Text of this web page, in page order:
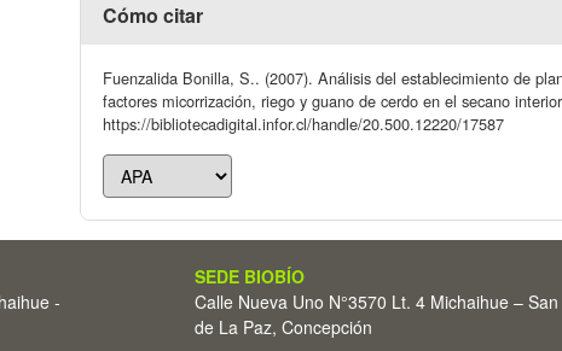
Cómo citar
Fuenzalida Bonilla, S.. (2007). Análisis del establecimiento de
factores micorrización, riego y guano de cerdo en el secano
https://bibliotecadigital.infor.cl/handle/20.500.12220/17587
-
SEDE BIOBÍO
Calle Nueva Uno N°3570 Lt. 4 Michaihue –
de La Paz, Concepción